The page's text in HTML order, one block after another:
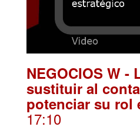
NEGOCIOS W -
sustituir al
potenciar su rol
17:10